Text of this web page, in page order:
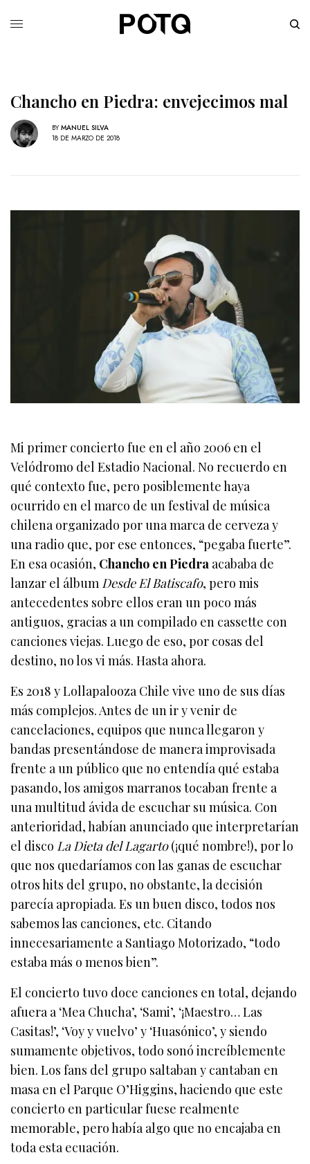
Chancho en Piedra: envejecimos mal
BY MANUEL SILVA
18 DE MARZO DE 2018
Mi primer concierto fue en el año 2006 en el
Velódromo del Estadio Nacional. No recuerdo en
qué contexto fue, pero posiblemente haya
ocurrido en el marco de un festival de música
chilena organizado por una marca de cerveza y
una radio que, por ese entonces, “pegaba fuerte”.
En esa ocasión, Chancho en Piedra acababa de
lanzar el álbum Desde El Batiscafo, pero mis
antecedentes sobre ellos eran un poco más
antiguos, gracias a un compilado en cassette con
canciones viejas. Luego de eso, por cosas del
destino, no los vi más. Hasta ahora.
Es 2018 y Lollapalooza Chile vive uno de sus días
más complejos. Antes de un ir y venir de
cancelaciones, equipos que nunca llegaron y
bandas presentándose de manera improvisada
frente a un público que no entendía qué estaba
pasando, los amigos marranos tocaban frente a
una multitud ávida de escuchar su música. Con
anterioridad, habían anunciado que interpretarían
el disco La Dieta del Lagarto(¡qué nombre!), por lo
que nos quedaríamos con las ganas de escuchar
otros hits del grupo, no obstante, la decisión
parecía apropiada. Es un buen disco, todos nos
sabemos las canciones, etc. Citando
innecesariamente a Santiago Motorizado, “todo
estaba más o menos bien”.
El concierto tuvo doce canciones en total, dejando
afuera a ‘Mea Chucha’, ‘Sami’, ‘¡Maestro… Las
Casitas!’, ‘Voy y vuelvo’ y ‘Huasónico’, y siendo
sumamente objetivos, todo sonó increíblemente
bien. Los fans del grupo saltaban y cantaban en
masa en el Parque O’Higgins, haciendo que este
concierto en particular fuese realmente
memorable, pero había algo que no encajaba en
toda esta ecuación.